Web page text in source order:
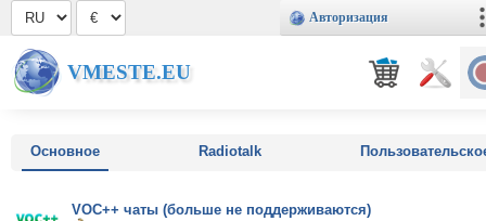
Авторизация
VMESTE.EU
Основное Radiotalk
VOC++ чаты (больше не поддерживаются)